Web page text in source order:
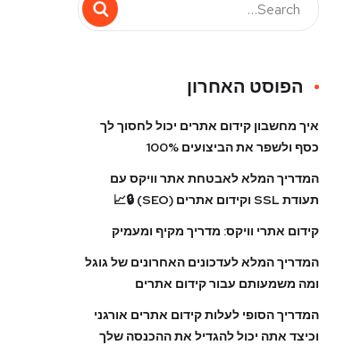
הפוסט האחרון
איך מחשבון קידום אתרים יכול לחסוך לך
כסף ולשפר את הביצועים 100%
המדריך המלא לאבטחת אתר וויקס עם
תעודת SSL וקידום אתרים (SEO) 🔒📈
קידום אתרי וויקס: מדריך מקיף ומעמיק
המדריך המלא לעדכונים האחרונים של גוגל
ומה משמעותם עבור קידום אתרים
המדריך הסופי לעלות קידום אתרים אורגני
וכיצד אתה יכול להגדיל את ההכנסה שלך